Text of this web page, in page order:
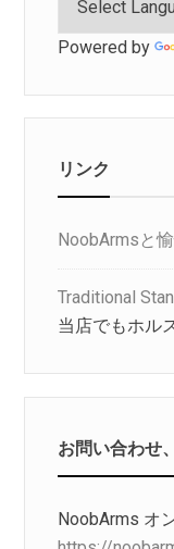
Powered by
リンク
NoobArmsと
Traditional
当店でもホル
お問い合わせ
NoobArms オ